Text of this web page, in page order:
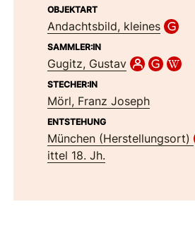
OBJEKTART
Andachtsbild, kleines
SAMMLER:IN
Gugitz, Gustav
STECHER:IN
Mörl, Franz Joseph
ENTSTEHUNG
München (Herstellungsort)
ittel 18. Jh.